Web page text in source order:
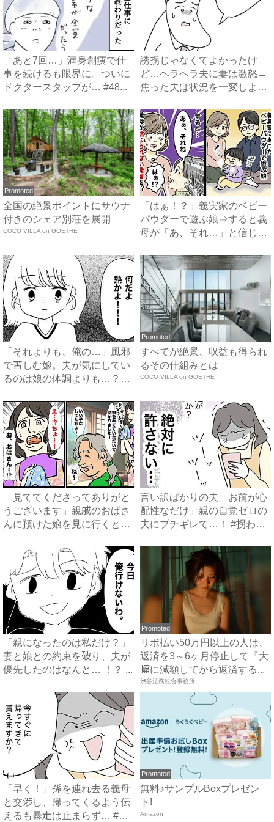
「あと7回…」満身創痍で仕
事を続けるも限界に。ついに
ドクタースタップが… #48...
誘拐じゃなくてよかったけ
ど…ヘラヘラ夫に妻は激怒→
焦った夫は状況を一変しよう
Promoted
全国の絶景ポイントにサウナ
付きのシェア別荘を展開
COCO VILLA on GOETHE
「はぁ！？」義実家のベビー
パウダーで遊ぶ娘⇒すると義
母が「あ、それ…」と信じら
「それよりも、俺の…」風邪
で苦しむ娘。夫が気にしてい
るのは娘の体調よりも…？
Promoted
すべてが絶景、収益も得られ
るその仕組みとは
COCO VILLA on GOETHE
「見ててくださってありがと
うございます」親戚のおばさ
んに預けた娘を見に行くと、
言い訳ばかりの夫「お前が心
配性なだけ」親の自覚ゼロの
夫にブチギレて…！ #拐わ
「親になったのは私だけ？」
妻と娘との約束を破り、夫が
優先したのはなんと… ！？ ...
Promoted
リボ払い50万円以上の人は、
返済を3～6ヶ月停止して『大
幅に減額してから返済する...
渋谷法務総合事務所
「早く！」孫を連れ去る義母
と交渉し、帰ってくるよう伝
えるも暴走は止まらず… #
Promoted
無料♪サンプルBoxプレゼン
ト!
Amazon